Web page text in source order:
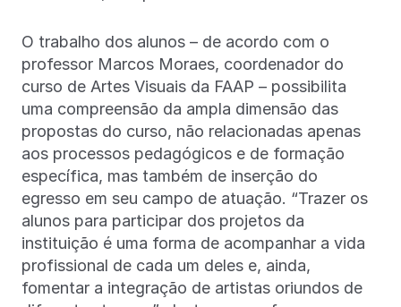
O trabalho dos alunos – de acordo com o
professor Marcos Moraes, coordenador do
curso de Artes Visuais da FAAP – possibilita
uma compreensão da ampla dimensão das
propostas do curso, não relacionadas apenas
aos processos pedagógicos e de formação
específica, mas também de inserção do
egresso em seu campo de atuação. “Trazer os
alunos para participar dos projetos da
instituição é uma forma de acompanhar a vida
profissional de cada um deles e, ainda,
fomentar a integração de artistas oriundos de